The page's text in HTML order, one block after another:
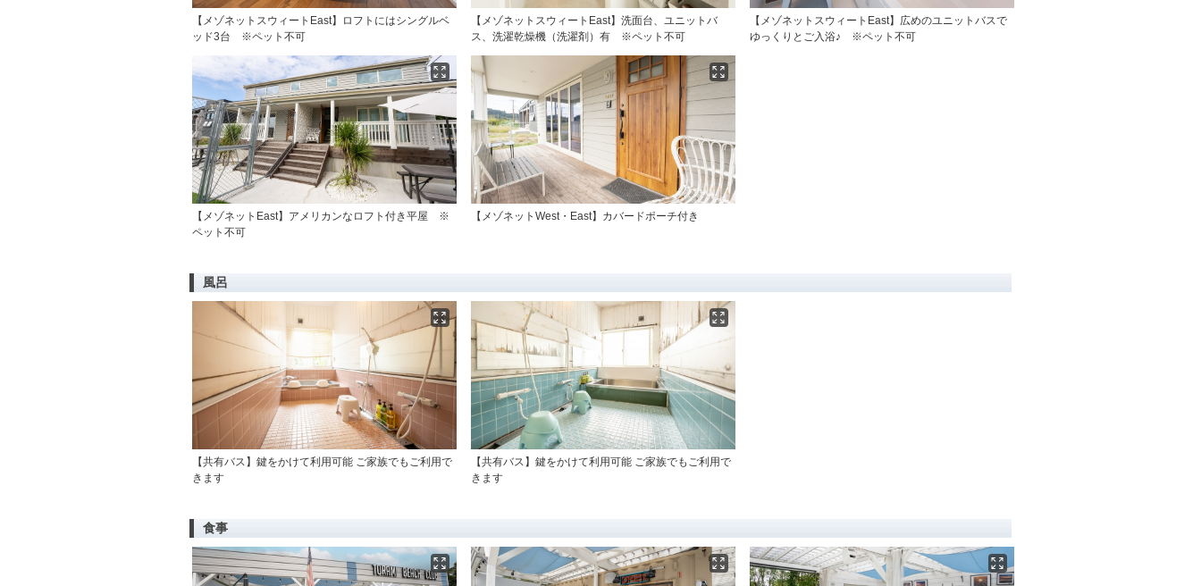
【メゾネットスウィートEast】ロフトにはシングルベ
ッド3台 ※ペット不可
【メゾネットスウィートEast】洗面台、ユニットバ
ス、洗濯乾燥機（洗濯剤）有 ※ペット不可
【メゾネットスウィートEast】広めのユニットバスで
ゆっくりとご入浴♪ ※ペット不可
【メゾネットEast】アメリカンなロフト付き平屋 ※
ペット不可
【メゾネットWest・East】カバードポーチ付き
風呂
【共有バス】鍵をかけて利用可能 ご家族でもご利用で
きます
【共有バス】鍵をかけて利用可能 ご家族でもご利用で
きます
食事